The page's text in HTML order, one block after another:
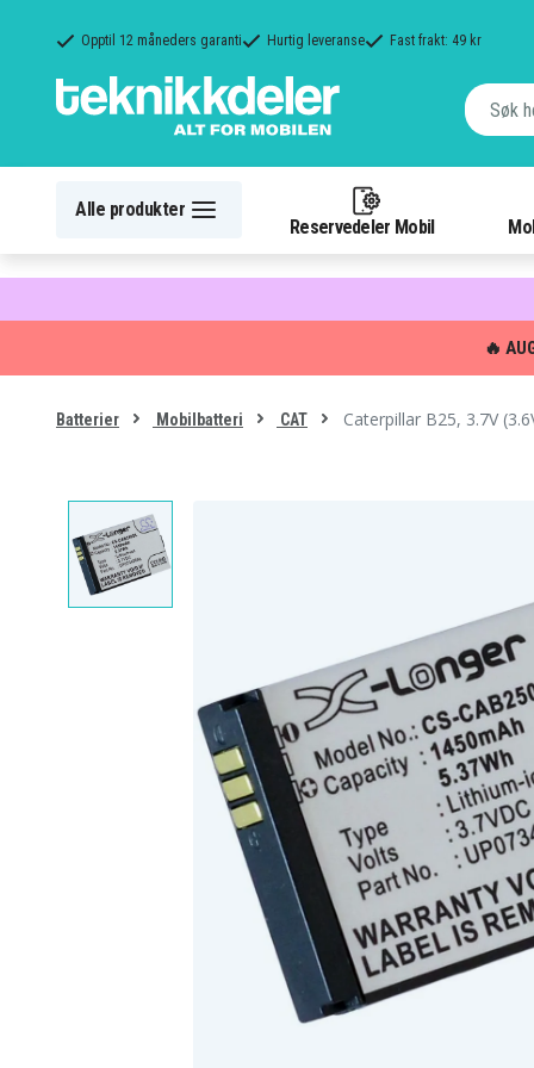
Opptil 12 måneders garanti Hurtig leveranse Fast frakt: 49 kr
Alle produkter
Reservedeler Mobil
🔥
Batterier Mobilbatteri CAT Caterpillar B25, 3.7V